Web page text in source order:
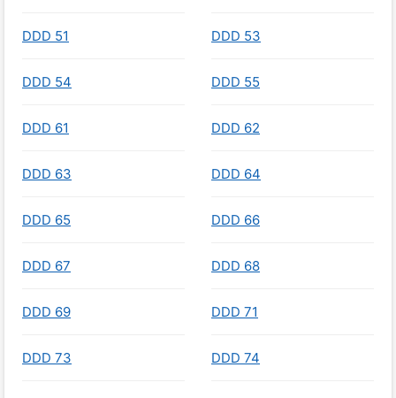
DDD 51 DDD 53
DDD 54 DDD 55
DDD 61 DDD 62
DDD 63 DDD 64
DDD 65 DDD 66
DDD 67 DDD 68
DDD 69 DDD 71
DDD 73 DDD 74